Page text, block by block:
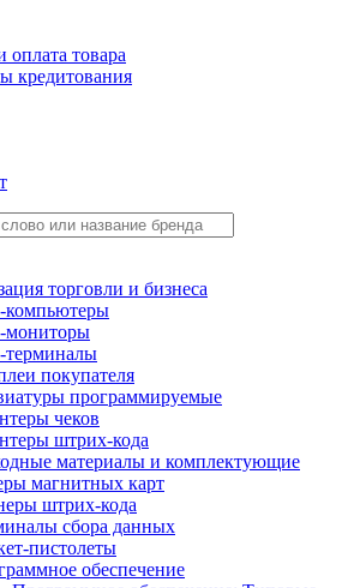
оплата товара
кредитования
торговли и бизнеса
компьютеры
мониторы
терминалы
покупателя
программируемые
чеков
штрих-кода
материалы и комплектующие
магнитных карт
штрих-кода
сбора данных
пистолеты
обеспечение